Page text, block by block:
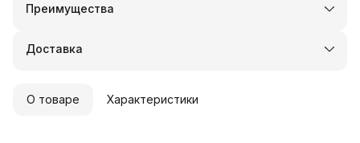
Преимущества
Оплата частями в Сплит
Удобный возврат
Доставка
О товаре Характеристики